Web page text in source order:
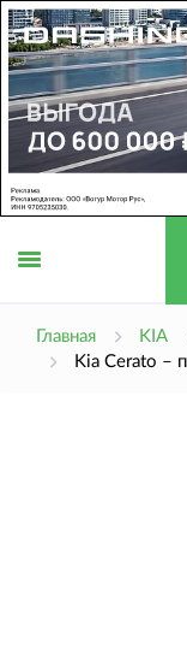
Главная KIA
Kia Cerato –